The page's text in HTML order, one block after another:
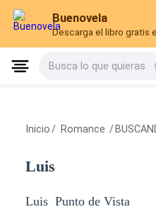
Buenovela
Descarga el libro gratis
Busca lo que quieras
Inicio / Romance /
Luis
Luis Punto de Vista